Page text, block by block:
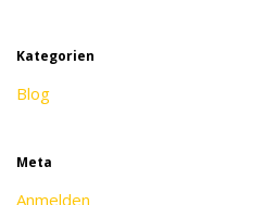
Kategorien
Blog
Meta
Anmelden